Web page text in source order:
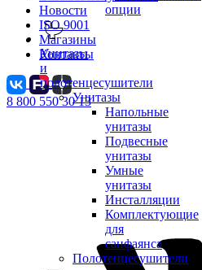
опции
Унитазы
и
полотенцесушители
Унитазы
Напольные
унитазы
Подвесные
унитазы
Умные
унитазы
Инсталляции
Комплектующие
для
санфаянса
Полотенцесушители
Новости
ISO 9001
Магазины
Контакты
8 800 550 30 13